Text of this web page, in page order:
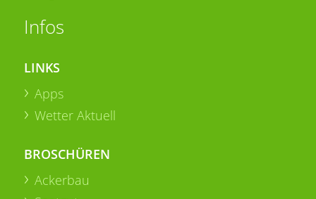
Infos
LINKS
Apps
Wetter Aktuell
BROSCHÜREN
Ackerbau